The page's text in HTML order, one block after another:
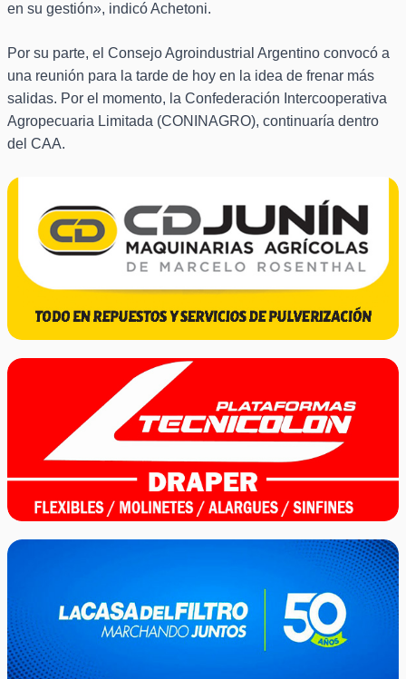
en su gestión», indicó Achetoni.
Por su parte, el Consejo Agroindustrial Argentino convocó a
una reunión para la tarde de hoy en la idea de frenar más
salidas. Por el momento, la Confederación Intercooperativa
Agropecuaria Limitada (CONINAGRO), continuaría dentro
del CAA.